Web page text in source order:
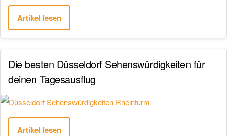
Artikel lesen
Die besten Düsseldorf Sehenswürdigkeiten für
deinen Tagesausflug
Artikel lesen